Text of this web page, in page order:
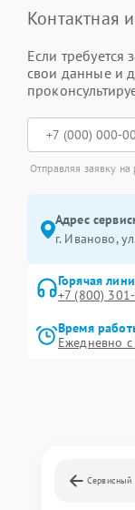
Контактная
Если требуется
свои данные и
Отправляя заявку на
Адрес
г. Иваново,
Горячая
+7 (800)
Время
Ежедневно
Сервисный